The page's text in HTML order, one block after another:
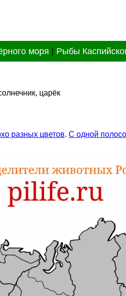
моря Рыбы
царёк
разных цветов. С одной